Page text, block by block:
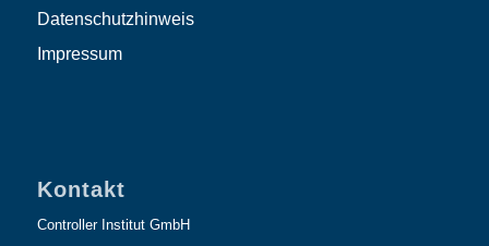
Datenschutzhinweis
Impressum
Kontakt
Controller Institut GmbH